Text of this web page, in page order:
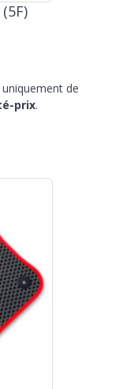
uniquement de
prix.